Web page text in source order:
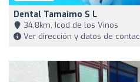
Dental Tamaimo S L
34,8km, Icod de los Vinos
Ver dirección y datos de